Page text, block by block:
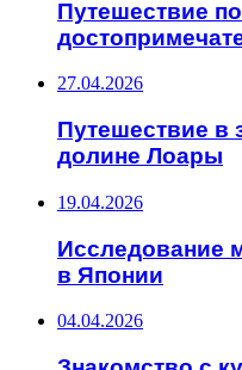
Путешествие
27.04.2026
Путешествие в
долине Лоары
19.04.2026
Исследование
в Японии
04.04.2026